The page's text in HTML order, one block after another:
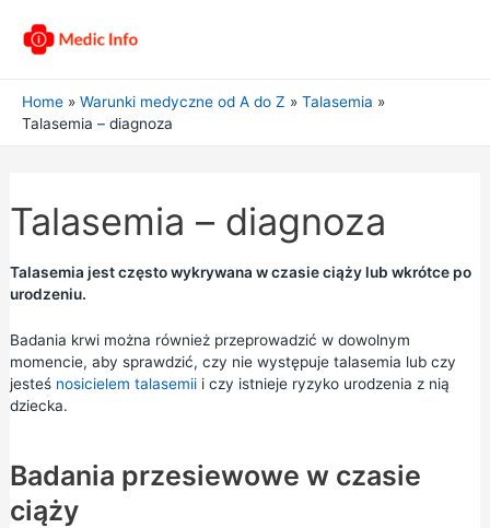
Home Warunki medyczne od A do Z
Talasemia
Talasemia – diagnoza
Talasemia – diagnoza
Talasemia jest często wykrywana w czasie ciąży lub wkrótce po
urodzeniu.
Badania krwi można również przeprowadzić w dowolnym
momencie, aby sprawdzić, czy nie występuje talasemia lub czy
jesteś nosicielem talasemiii czy istnieje ryzyko urodzenia z nią
dziecka.
Badania przesiewowe w czasie
ciąży